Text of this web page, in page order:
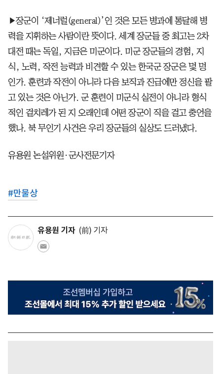
▶장군이 ‘제너럴(general)’인 것은 모든 병과에 통달해 병
력을 지휘하는 사람이란 뜻이다. 세계 장군들 중 최고는 2차
대전 때는 독일, 지금은 미군이다. 미군 장군들의 경험, 지
식, 노력, 작전 능력과 비견할 수 있는 한국군 장군은 몇 명
인가. 훈련과 작전이 아니라 다음 보직과 진급에만 정신을 팔
고 있는 것은 아닌가. 군 훈련이 미군식 실전이 아니라 형식
적인 겉치레가 된 지 오래인데 어떤 장군이 직을 걸고 충언을
했나. 북 무인기 사건은 우리 장군들의 실상도 드러냈다.
유용원 논설위원·군사전문기자
#만물상
유용원 기자 (前) 기자